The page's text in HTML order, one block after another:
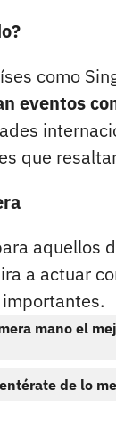
como
eventos
que
aquellos
a actuar
mano el
de lo